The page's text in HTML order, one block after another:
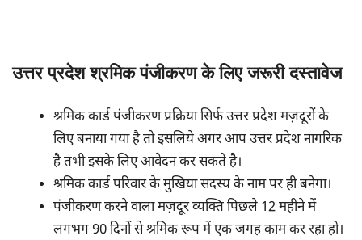
उत्तर प्रदेश श्रमिक पंजीकरण के लिए जरूरी दस्तावेज
श्रमिक कार्ड पंजीकरण प्रक्रिया सिर्फ उत्तर प्रदेश मज़दूरों के
लिए बनाया गया है तो इसलिये अगर आप उत्तर प्रदेश नागरिक
है तभी इसके लिए आवेदन कर सकते है।
श्रमिक कार्ड परिवार के मुखिया सदस्य के नाम पर ही बनेगा।
पंजीकरण करने वाला मज़दूर व्यक्ति पिछले 12 महीने में
लगभग 90 दिनों से श्रमिक रूप में एक जगह काम कर रहा हो।